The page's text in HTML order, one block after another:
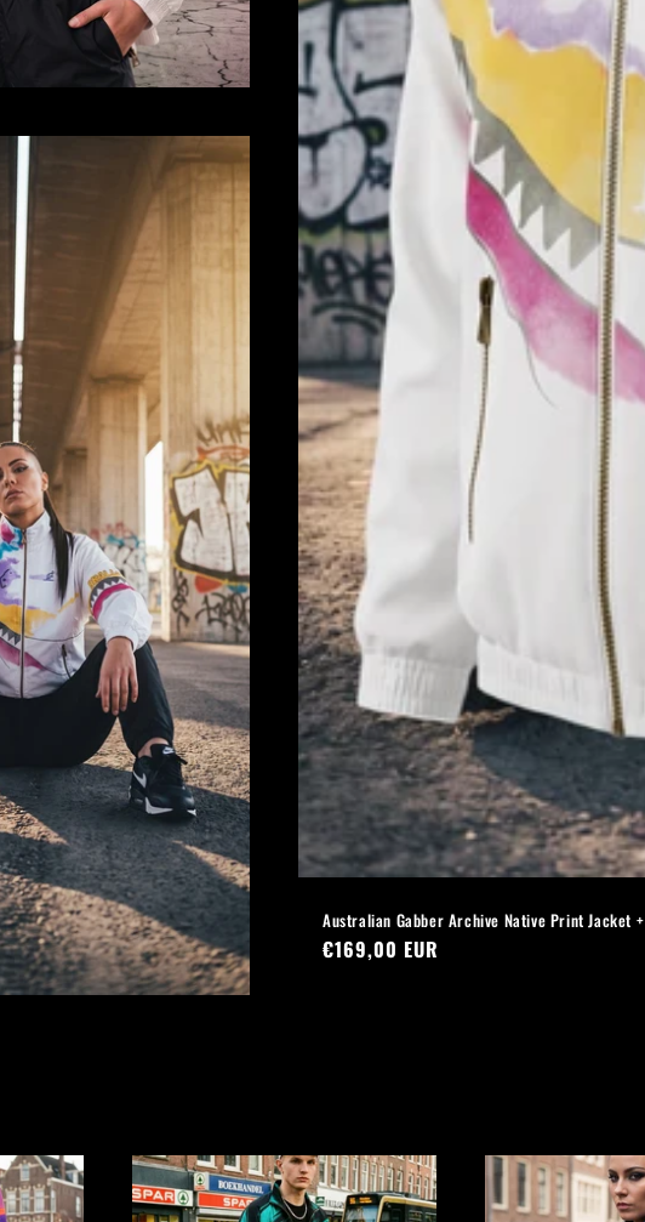
Australian Gabber Archive Native Print Jacket +
Prix
€169,00 EUR